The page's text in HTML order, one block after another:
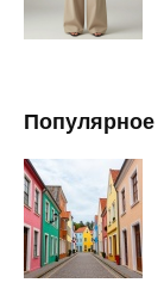
Популярное